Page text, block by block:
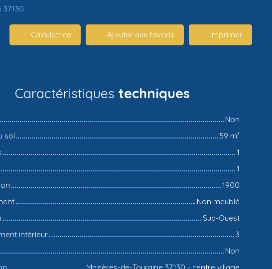
Calculatrice Ajouter aux favoris Imprimer
Caractéristiques techniques
Non
sol
59 m²
1
1
1900
Non meublé
Sud-Ouest
intérieur
3
Non
Mazières-de-Touraine 37130 - centre village